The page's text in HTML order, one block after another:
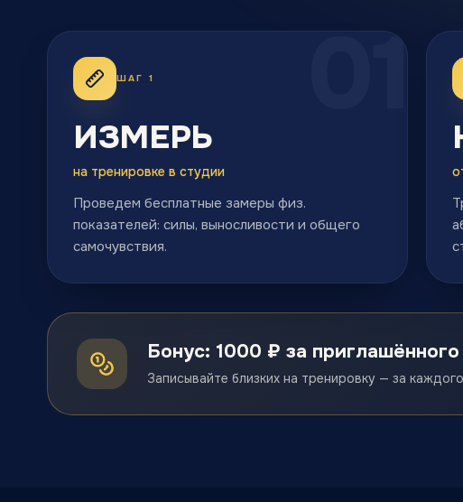
01
ШАГ 1
ИЗМЕРЬ
на тренировке в студии
Проведем бесплатные замеры физ.
показателей: силы, выносливости и общего
самочувствия.
Бонус: 1000 ₽ за приглашённого
Записывайте близких на тренировку — за